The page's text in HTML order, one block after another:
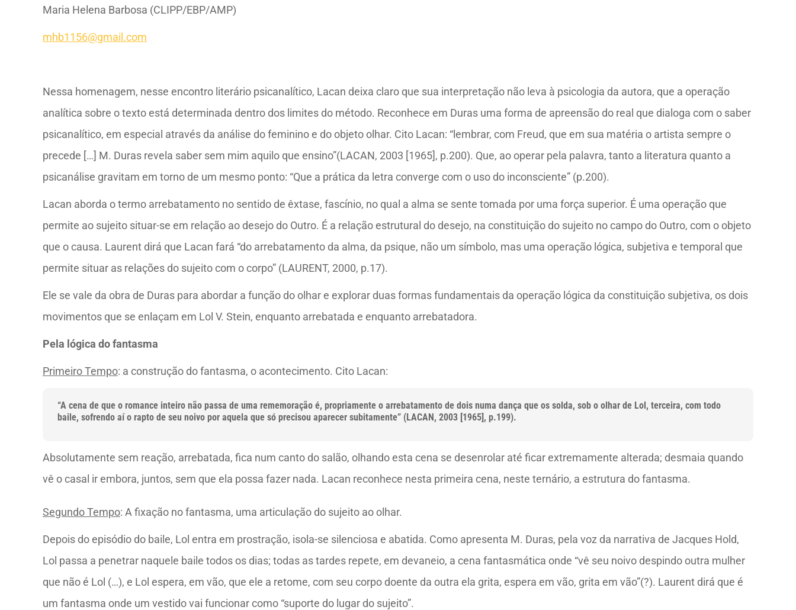
Maria Helena Barbosa (CLIPP/EBP/AMP)
mhb1156@gmail.com
Nessa homenagem, nesse encontro literário psicanalítico, Lacan deixa claro que sua interpretação não leva à psicologia da autora, que a operação
analítica sobre o texto está determinada dentro dos limites do método. Reconhece em Duras uma forma de apreensão do real que dialoga com o saber
psicanalítico, em especial através da análise do feminino e do objeto olhar. Cito Lacan: “lembrar, com Freud, que em sua matéria o artista sempre o
precede […] M. Duras revela saber sem mim aquilo que ensino”(LACAN, 2003 [1965], p.200). Que, ao operar pela palavra, tanto a literatura quanto a
psicanálise gravitam em torno de um mesmo ponto: “Que a prática da letra converge com o uso do inconsciente” (p.200).
Lacan aborda o termo arrebatamento no sentido de êxtase, fascínio, no qual a alma se sente tomada por uma força superior. É uma operação que
permite ao sujeito situar-se em relação ao desejo do Outro. É a relação estrutural do desejo, na constituição do sujeito no campo do Outro, com o objeto
que o causa. Laurent dirá que Lacan fará “do arrebatamento da alma, da psique, não um símbolo, mas uma operação lógica, subjetiva e temporal que
permite situar as relações do sujeito com o corpo” (LAURENT, 2000, p.17).
Ele se vale da obra de Duras para abordar a função do olhar e explorar duas formas fundamentais da operação lógica da constituição subjetiva, os dois
movimentos que se enlaçam em Lol V. Stein, enquanto arrebatada e enquanto arrebatadora.
Pela lógica do fantasma
Primeiro Tempo: a construção do fantasma, o acontecimento. Cito Lacan:
“A cena de que o romance inteiro não passa de uma rememoração é, propriamente o arrebatamento de dois numa dança que os solda, sob o olhar de Lol, terceira, com todo
baile, sofrendo aí o rapto de seu noivo por aquela que só precisou aparecer subitamente” (LACAN, 2003 [1965], p.199).
Absolutamente sem reação, arrebatada, fica num canto do salão, olhando esta cena se desenrolar até ficar extremamente alterada; desmaia quando
vê o casal ir embora, juntos, sem que ela possa fazer nada. Lacan reconhece nesta primeira cena, neste ternário, a estrutura do fantasma.
Segundo Tempo: A fixação no fantasma, uma articulação do sujeito ao olhar.
Depois do episódio do baile, Lol entra em prostração, isola-se silenciosa e abatida. Como apresenta M. Duras, pela voz da narrativa de Jacques Hold,
Lol passa a penetrar naquele baile todos os dias; todas as tardes repete, em devaneio, a cena fantasmática onde “vê seu noivo despindo outra mulher
que não é Lol (…), e Lol espera, em vão, que ele a retome, com seu corpo doente da outra ela grita, espera em vão, grita em vão”(?). Laurent dirá que é
um fantasma onde um vestido vai funcionar como “suporte do lugar do sujeito”.